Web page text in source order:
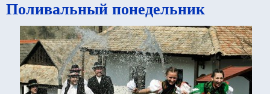
Поливальный понедельник